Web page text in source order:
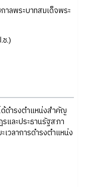
าลพระบาทสมเด็จพระ
.)
ดำรงตำแหน่งสำคัญ
และประธานรัฐสภา
วลาการดำรงตำแหน่ง